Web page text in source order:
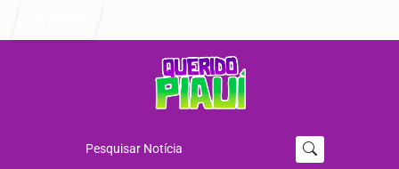
Pesquisar Notícia